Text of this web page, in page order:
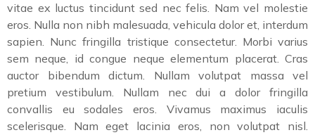
vitae ex luctus tincidunt sed nec felis. Nam vel molestie
eros. Nulla non nibh malesuada, vehicula dolor et, interdum
sapien. Nunc fringilla tristique consectetur. Morbi varius
sem neque, id congue neque elementum placerat. Cras
auctor bibendum dictum. Nullam volutpat massa vel
pretium vestibulum. Nullam nec dui a dolor fringilla
convallis eu sodales eros. Vivamus maximus iaculis
scelerisque. Nam eget lacinia eros, non volutpat nisl.